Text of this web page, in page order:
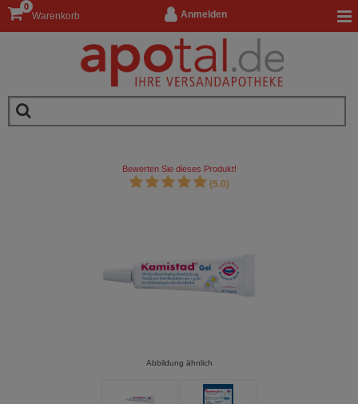
Anmelden
Warenkorb
0
Bewerten Sie dieses Produkt!
(5.0)
Abbildung ähnlich